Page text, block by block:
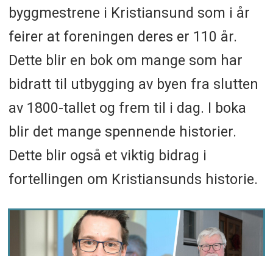
byggmestrene i Kristiansund som i år
feirer at foreningen deres er 110 år.
Dette blir en bok om mange som har
bidratt til utbygging av byen fra slutten
av 1800-tallet og frem til i dag. I boka
blir det mange spennende historier.
Dette blir også et viktig bidrag i
fortellingen om Kristiansunds historie.